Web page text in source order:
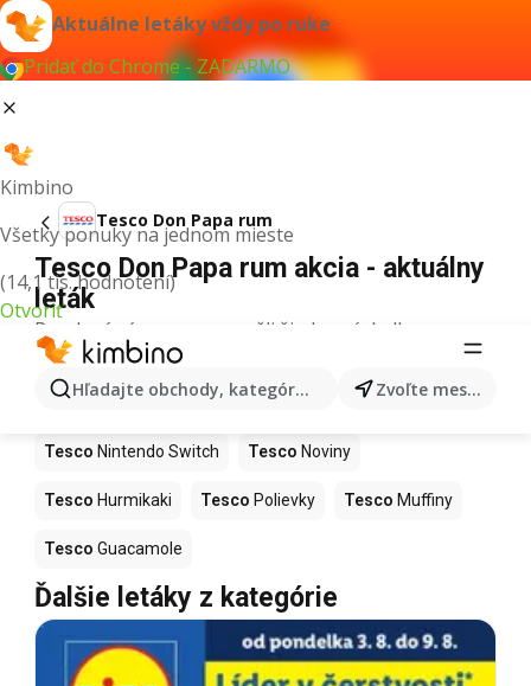
Aktuálne letáky vždy po ruke
Pridať do Chrome - ZADARMO
Kimbino
Všetky ponuky na jednom mieste
(14,1 tis. hodnotení)
Otvoriť
Hľadajte obchody, kategórie, produkty... Zvoľte mesto
Tesco Don Papa rum
Tesco Don Papa rum akcia - aktuálny
leták
Pre daný výraz sme nenašli žiadne výsledky.
Ďalšie produkty v obchodoch Tesco
Tesco Kapor Tesco Ashwagandha
Tesco Nintendo Switch Tesco Noviny
Tesco Hurmikaki Tesco Polievky Tesco Muffiny
Tesco Guacamole
Ďalšie letáky z kategórie